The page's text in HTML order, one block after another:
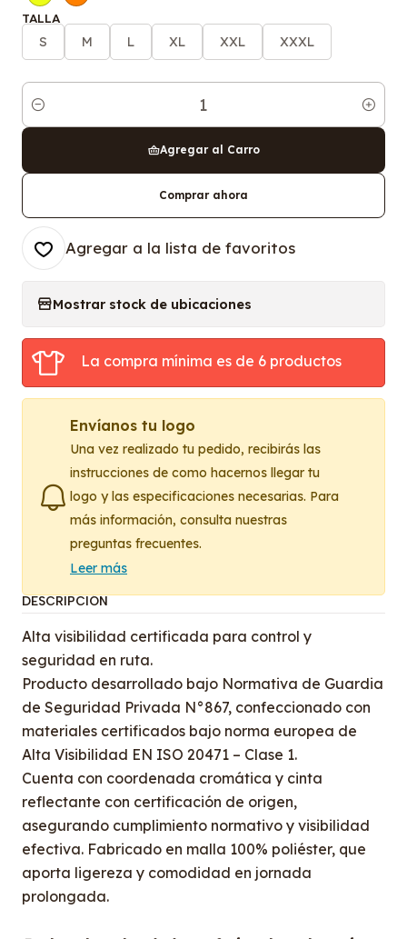
TALLA
S M L XL XXL XXXL
Cantidad
Agregar al Carro
Comprar ahora
Agregar a la lista de favoritos
Mostrar stock de ubicaciones
La compra mínima es de 6 productos
Envíanos tu logo
Una vez realizado tu pedido, recibirás las
instrucciones de como hacernos llegar tu
logo y las especificaciones necesarias. Para
más información, consulta nuestras
preguntas frecuentes.
Leer más
DESCRIPCIÓN
Alta visibilidad certificada para control y
seguridad en ruta.
Producto desarrollado bajo Normativa de Guardia
de Seguridad Privada N°867, confeccionado con
materiales certificados bajo norma europea de
Alta Visibilidad EN ISO 20471 – Clase 1.
Cuenta con coordenada cromática y cinta
reflectante con certificación de origen,
asegurando cumplimiento normativo y visibilidad
efectiva. Fabricado en malla 100% poliéster, que
aporta ligereza y comodidad en jornada
prolongada.